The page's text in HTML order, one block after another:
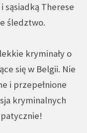
sąsiadką Therese
śledztwo.
kryminały o
się w Belgii. Nie
i przepełnione
kryminalnych